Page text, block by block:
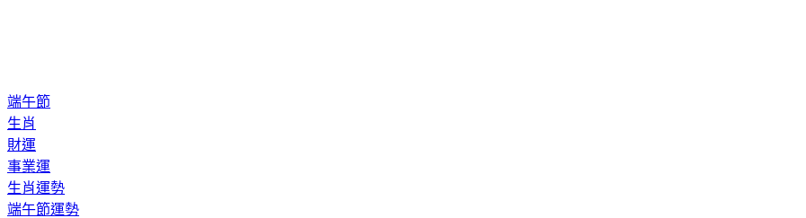
端午節
生肖
財運
事業運
生肖運勢
端午節運勢